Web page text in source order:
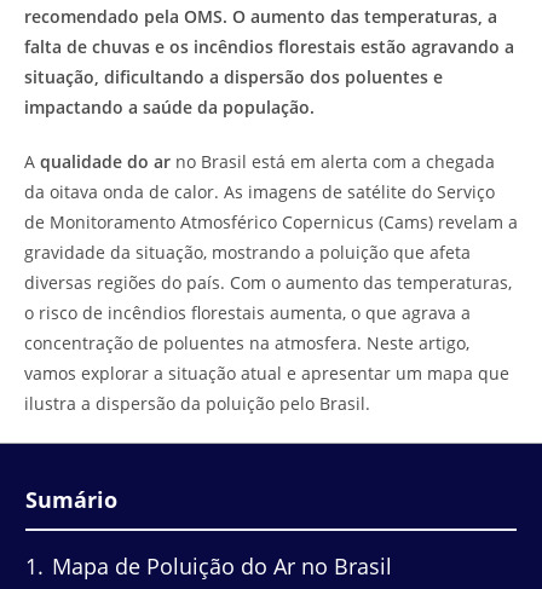
recomendado pela OMS. O aumento das temperaturas, a
falta de chuvas e os incêndios florestais estão agravando a
situação, dificultando a dispersão dos poluentes e
impactando a saúde da população.
A qualidade do ar no Brasil está em alerta com a chegada
da oitava onda de calor. As imagens de satélite do Serviço
de Monitoramento Atmosférico Copernicus (Cams) revelam a
gravidade da situação, mostrando a poluição que afeta
diversas regiões do país. Com o aumento das temperaturas,
o risco de incêndios florestais aumenta, o que agrava a
concentração de poluentes na atmosfera. Neste artigo,
vamos explorar a situação atual e apresentar um mapa que
ilustra a dispersão da poluição pelo Brasil.
Sumário
1
Mapa de Poluição do Ar no Brasil